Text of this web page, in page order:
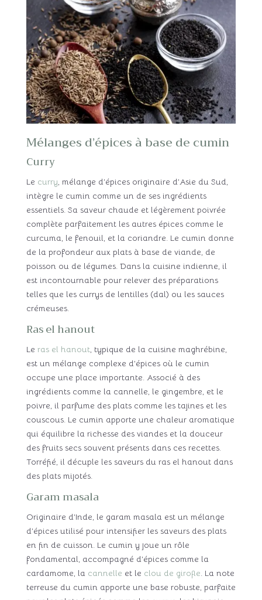
Mélanges d’épices à base de cumin
Curry
Le curry, mélange d’épices originaire d’Asie du Sud,
intègre le cumin comme un de ses ingrédients
essentiels. Sa saveur chaude et légèrement poivrée
complète parfaitement les autres épices comme le
curcuma, le fenouil, et la coriandre. Le cumin donne
de la profondeur aux plats à base de viande, de
poisson ou de légumes. Dans la cuisine indienne, il
est incontournable pour relever des préparations
telles que les currys de lentilles (dal) ou les sauces
crémeuses.
Ras el hanout
Le ras el hanout, typique de la cuisine maghrébine,
est un mélange complexe d’épices où le cumin
occupe une place importante. Associé à des
ingrédients comme la cannelle, le gingembre, et le
poivre, il parfume des plats comme les tajines et les
couscous. Le cumin apporte une chaleur aromatique
qui équilibre la richesse des viandes et la douceur
des fruits secs souvent présents dans ces recettes.
Torréfié, il décuple les saveurs du ras el hanout dans
des plats mijotés.
Garam masala
Originaire d’Inde, le garam masala est un mélange
d’épices utilisé pour intensifier les saveurs des plats
en fin de cuisson. Le cumin y joue un rôle
fondamental, accompagné d’épices comme la
cardamome, la cannelle et le clou de girofle. La note
terreuse du cumin apporte une base robuste, parfaite